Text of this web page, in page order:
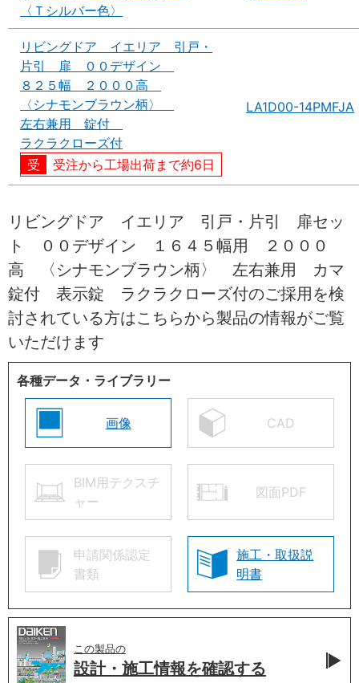
〈Ｔシルバー色〉
リビングドア イエリア 引戸・
片引 扉 ００デザイン
８２５幅 ２０００高
〈シナモンブラウン柄〉
左右兼用 錠付
ラクラクローズ付
受注から工場出荷まで約6日
LA1D00-14PMFJA
リビングドア イエリア 引戸・片引 扉セッ
ト ００デザイン １６４５幅用 ２０００
高 〈シナモンブラウン柄〉 左右兼用 カマ
錠付 表示錠 ラクラクローズ付のご採用を検
討されている方はこちらから製品の情報がご覧
いただけます
各種データ・ライブラリー
画像 CAD
BIM用テクスチ
ャー
図面PDF
申請関係認定
書類
施工・取扱説
明書
この製品の
設計・施工情報を確認する